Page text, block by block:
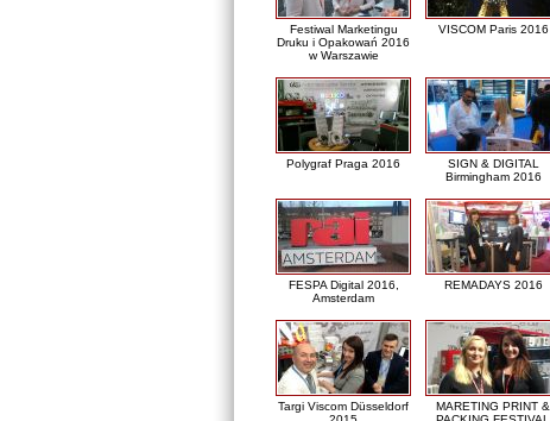
Festiwal Marketingu
Druku i Opakowań 2016
w Warszawie
VISCOM Paris 2016
Polygraf Praga 2016
SIGN & DIGITAL
Birmingham 2016
FESPA Digital 2016,
Amsterdam
REMADAYS 2016
Targi Viscom Düsseldorf
MARETING PRINT &